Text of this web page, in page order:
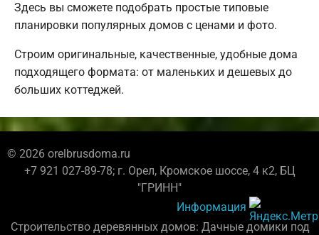
Здесь вы сможете подобрать простые типовые
планировки популярных домов с ценами и фото.
Строим оригинальные, качественные, удобные дома
подходящего формата: от маленьких и дешевых до
больших коттеджей.
© 2026 orelbrusdoma.ru
+7 921 027-89-78; г. Орел, Кромское шоссе, 4 к2, БЦ
"ГРИНН"
Информация
Строительство деревянных домов: Дачные домики под